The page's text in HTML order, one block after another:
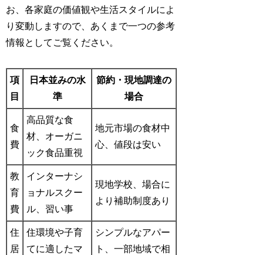
お、各家庭の価値観や生活スタイルによ
り変動しますので、あくまで一つの参考
情報としてご覧ください。
項
目
日本並みの水
準
節約・現地調達の
場合
食
費
高品質な食
材、オーガニ
ック食品重視
地元市場の食材中
心、値段は安い
教
育
費
インターナシ
ョナルスクー
ル、習い事
現地学校、場合に
より補助制度あり
住
居
住環境や子育
てに適したマ
シンプルなアパー
ト、一部地域で相